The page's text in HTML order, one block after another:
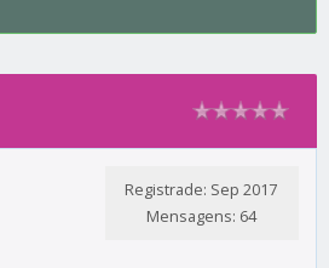
Registrade: Sep 2017
Mensagens: 64